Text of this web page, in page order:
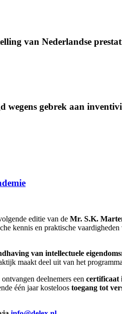
van Nederlandse
wegens gebrek aan
editie van de Mr. S.K.
kennis en praktische
van intellectuele
maakt deel uit van het
deelnemers een certificaat
één jaar kosteloos toegang tot